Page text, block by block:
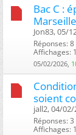
Bac C :
Marseille
Jon83, 05/
Réponses: 8
Affichages:
05/02/2026,
soient
jall2, 04/02/
Réponses: 3
Affichages: